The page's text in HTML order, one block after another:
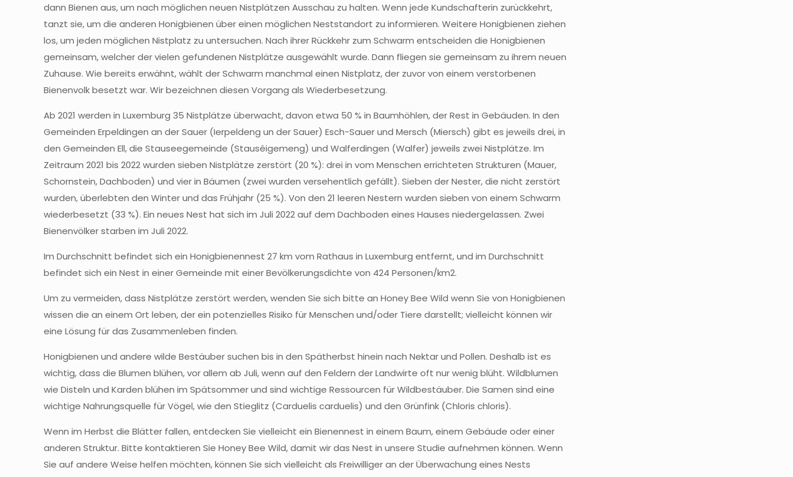
dann Bienen aus, um nach möglichen neuen Nistplätzen Ausschau zu halten. Wenn jede Kundschafterin zurückkehrt,
tanzt sie, um die anderen Honigbienen über einen möglichen Neststandort zu informieren. Weitere Honigbienen ziehen
los, um jeden möglichen Nistplatz zu untersuchen. Nach ihrer Rückkehr zum Schwarm entscheiden die Honigbienen
gemeinsam, welcher der vielen gefundenen Nistplätze ausgewählt wurde. Dann fliegen sie gemeinsam zu ihrem neuen
Zuhause. Wie bereits erwähnt, wählt der Schwarm manchmal einen Nistplatz, der zuvor von einem verstorbenen
Bienenvolk besetzt war. Wir bezeichnen diesen Vorgang als Wiederbesetzung.
Ab 2021 werden in Luxemburg 35 Nistplätze überwacht, davon etwa 50 % in Baumhöhlen, der Rest in Gebäuden. In den
Gemeinden Erpeldingen an der Sauer (Ierpeldeng un der Sauer) Esch-Sauer und Mersch (Miersch) gibt es jeweils drei, in
den Gemeinden Ell, die Stauseegemeinde (Stauséigemeng) und Walferdingen (Walfer) jeweils zwei Nistplätze. Im
Zeitraum 2021 bis 2022 wurden sieben Nistplätze zerstört (20 %): drei in vom Menschen errichteten Strukturen (Mauer,
Schornstein, Dachboden) und vier in Bäumen (zwei wurden versehentlich gefällt). Sieben der Nester, die nicht zerstört
wurden, überlebten den Winter und das Frühjahr (25 %). Von den 21 leeren Nestern wurden sieben von einem Schwarm
wiederbesetzt (33 %). Ein neues Nest hat sich im Juli 2022 auf dem Dachboden eines Hauses niedergelassen. Zwei
Bienenvölker starben im Juli 2022.
Im Durchschnitt befindet sich ein Honigbienennest 27 km vom Rathaus in Luxemburg entfernt, und im Durchschnitt
befindet sich ein Nest in einer Gemeinde mit einer Bevölkerungsdichte von 424 Personen/km2.
Um zu vermeiden, dass Nistplätze zerstört werden, wenden Sie sich bitte an Honey Bee Wild wenn Sie von Honigbienen
wissen die an einem Ort leben, der ein potenzielles Risiko für Menschen und/oder Tiere darstellt; vielleicht können wir
eine Lösung für das Zusammenleben finden.
Honigbienen und andere wilde Bestäuber suchen bis in den Spätherbst hinein nach Nektar und Pollen. Deshalb ist es
wichtig, dass die Blumen blühen, vor allem ab Juli, wenn auf den Feldern der Landwirte oft nur wenig blüht. Wildblumen
wie Disteln und Karden blühen im Spätsommer und sind wichtige Ressourcen für Wildbestäuber. Die Samen sind eine
wichtige Nahrungsquelle für Vögel, wie den Stieglitz (Carduelis carduelis) und den Grünfink (Chloris chloris).
Wenn im Herbst die Blätter fallen, entdecken Sie vielleicht ein Bienennest in einem Baum, einem Gebäude oder einer
anderen Struktur. Bitte kontaktieren Sie Honey Bee Wild, damit wir das Nest in unsere Studie aufnehmen können. Wenn
Sie auf andere Weise helfen möchten, können Sie sich vielleicht als Freiwilliger an der Überwachung eines Nests